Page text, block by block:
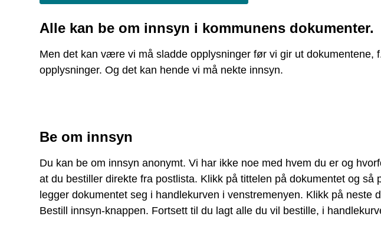
Alle kan be om innsyn i kommunens dokumenter.
Men det kan være vi må sladde opplysninger før vi gir ut dokumentene,
opplysninger. Og det kan hende vi må nekte innsyn.
Be om innsyn
Du kan be om innsyn anonymt. Vi har ikke noe med hvem du er og
at du bestiller direkte fra postlista. Klikk på tittelen på dokumentet og så
legger dokumentet seg i handlekurven i venstremenyen. Klikk på neste
Bestill innsyn-knappen. Fortsett til du lagt alle du vil bestille, i